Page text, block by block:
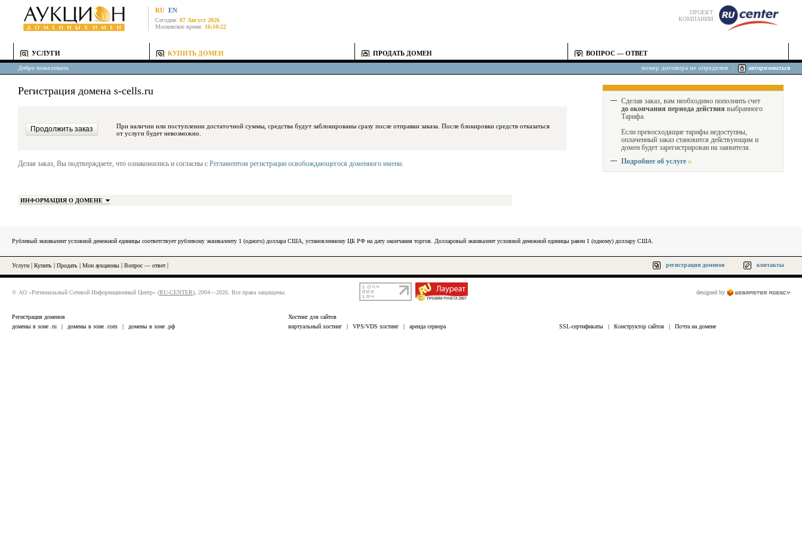
RU EN
Сегодня: 07 Август 2026
Московское время: 16:10:22
ПРОЕКТ
КОМПАНИИ
УСЛУГИ КУПИТЬ ДОМЕН ПРОДАТЬ ДОМЕН ВОПРОС — ОТВЕТ
Добро пожаловать номер договора не определен авторизоваться
Регистрация домена s-cells.ru
При наличии или поступлении достаточной суммы, средства будут заблокированы сразу после отправки заказа. После блокировки средств отказаться
от услуги будет невозможно.
Делая заказ, Вы подтверждаете, что ознакомились и согласны с Регламентом регистрации освобождающегося доменного имени.
ИНФОРМАЦИЯ О ДОМЕНЕ
Сделав заказ, вам необходимо пополнить счет
до окончания периода действия выбранного
Тарифа.
Если превосходящие тарифы недоступны,
оплаченный заказ становится действующим и
домен будет зарегистрирован на заявителя.
Подробнее об услуге
Рублевый эквивалент условной денежной единицы соответствует рублевому эквиваленту 1 (одного) доллара США, установленному ЦБ РФ на дату окончания торгов. Долларовый эквивалент условной денежной единицы равен 1 (одному) доллару США.
Услуги Купить Продать Мои аукционы Вопрос — ответ| регистрация доменов контакты
© АО «Региональный Сетевой Информационный Центр» (RU-CENTER), 2004—2026. Все права защищены. designed by
Регистрация доменов
домены в зоне .ru
| домены в зоне .com | домены в зоне .рф
Хостинг для сайтов
виртуальный хостинг
| VPS/VDS хостинг | аренда сервера SSL-сертификаты | Конструктор сайтов | Почта на домене